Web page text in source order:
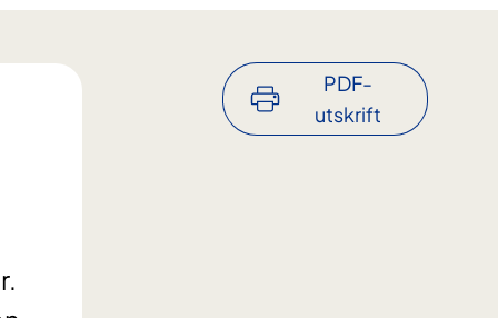
PDF-
utskrift